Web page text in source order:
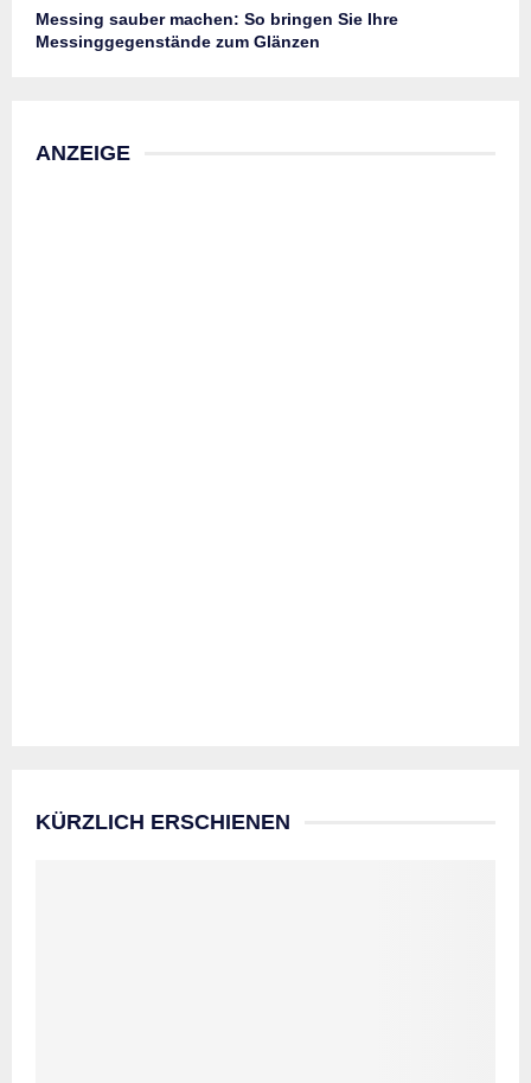
Messing sauber machen: So bringen Sie Ihre
Messinggegenstände zum Glänzen
ANZEIGE
KÜRZLICH ERSCHIENEN